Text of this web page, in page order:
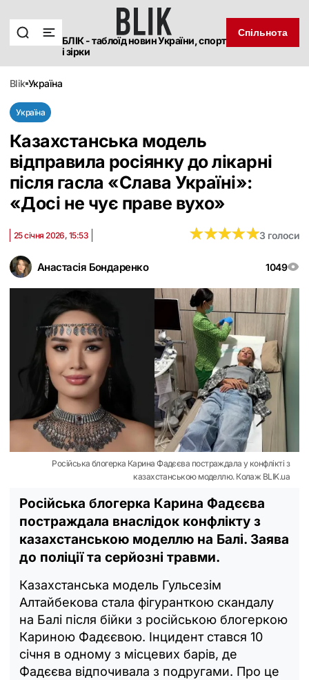
БЛІК - таблоїд новин України, спорт
і зірки
Спільнота
blik україна
Україна
Казахстанська модель
відправила росіянку до лікарні
після гасла «Слава Україні‎»:
«Досі не чує праве вухо‎»
Анастасія Бондаренко 1049
25 січня 2026, 15:53 ★★★★★
★★★★★3 голоси
Російська блогерка Карина Фадєєва постраждала у конфлікті з
казахстанською моделлю. Колаж BLIK.ua
Російська блогерка Карина Фадєєва
постраждала внаслідок конфлікту з
казахстанською моделлю на Балі. Заява
до поліції та серйозні травми.
Казахстанська модель Гульсезім
Алтайбекова стала фігуранткою скандалу
на Балі після бійки з російською блогеркою
Кариною Фадєєвою. Інцидент стався 10
січня в одному з місцевих барів, де
Фадєєва відпочивала з подругами. Про це